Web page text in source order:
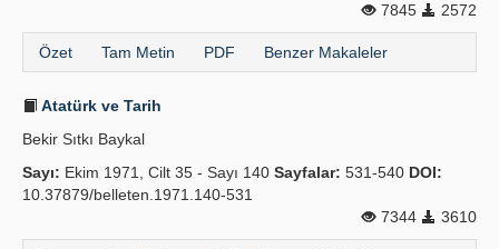
7845
2572
Özet Tam Metin PDF Benzer Makaleler
Atatürk ve Tarih
Bekir Sıtkı Baykal
Sayı: Ekim 1971, Cilt 35 - Sayı 140 Sayfalar: 531-540 DOI:
10.37879/belleten.1971.140-531
7344
3610